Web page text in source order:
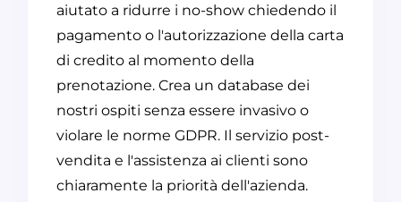
aiutato a ridurre i no-show chiedendo il
pagamento o l'autorizzazione della carta
di credito al momento della
prenotazione. Crea un database dei
nostri ospiti senza essere invasivo o
violare le norme GDPR. Il servizio post-
vendita e l'assistenza ai clienti sono
chiaramente la priorità dell'azienda.